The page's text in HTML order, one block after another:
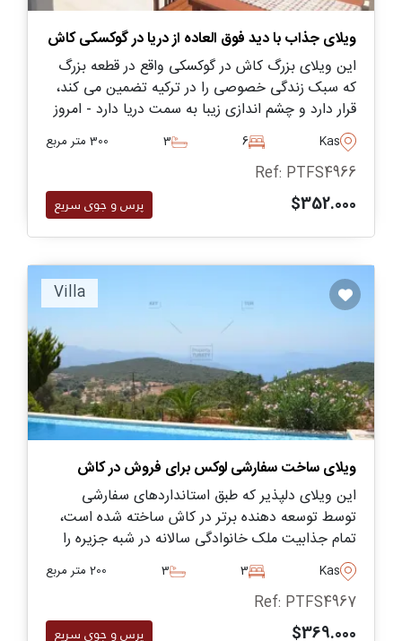
ویلای جذاب با دید فوق العاده از دریا در گوکسکی کاش
این ویلای بزرگ کاش در گوکسکی واقع در قطعه بزرگ
که سبک زندگی خصوصی را در ترکیه تضمین می کند،
قرار دارد و چشم اندازی زیبا به سمت دریا دارد - امروز
با قیمتی مقرون به صرفه در دسترس است، این فرصت
را از دست ندهید.
Kas
6
3 300 متر مربع
Ref: PTFS4966
$352.000 پرس و جوی سریع
Villa
ویلای ساخت سفارشی لوکس برای فروش در کاش
این ویلای دلپذیر که طبق استانداردهای سفارشی
توسط توسعه دهنده برتر در کاش ساخته شده است،
تمام جذابیت ملک خانوادگی سالانه در شبه جزیره را
دارد و در زمین خصوصی خود با استخر بزرگ بیرونی
واقع شده است.
Kas
3
3 200 متر مربع
Ref: PTFS4967
$369.000 پرس و جوی سریع